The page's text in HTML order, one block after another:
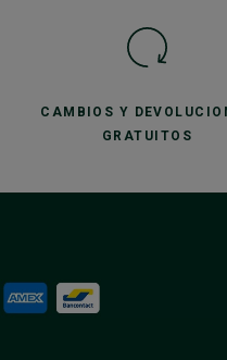
CAMBIOS Y
GRATUITOS